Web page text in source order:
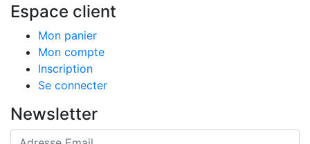
Espace client
Mon panier
Mon compte
Inscription
Se connecter
Newsletter